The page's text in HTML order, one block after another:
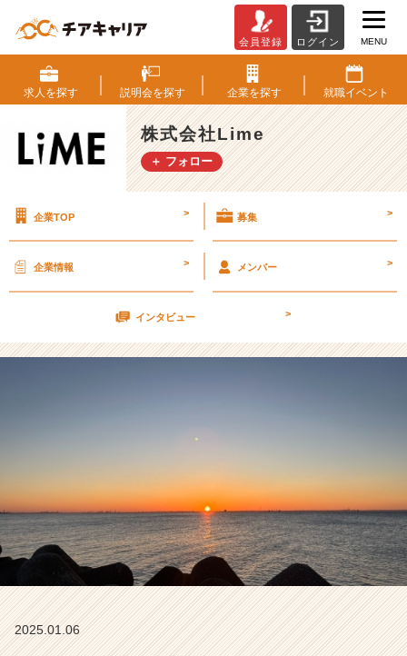
i
m
e
初
出
社
年
3）
【株
会
タ
イ
ム
ラ
イ
ン】
会員登録 ログイン MENU
求人を探す 説明会を探す 企業を探す 就職イベント
株式会社Lime
＋ フォロー
企業TOP > 募集 >
企業情報 > メンバー >
インタビュー >
2025.01.06